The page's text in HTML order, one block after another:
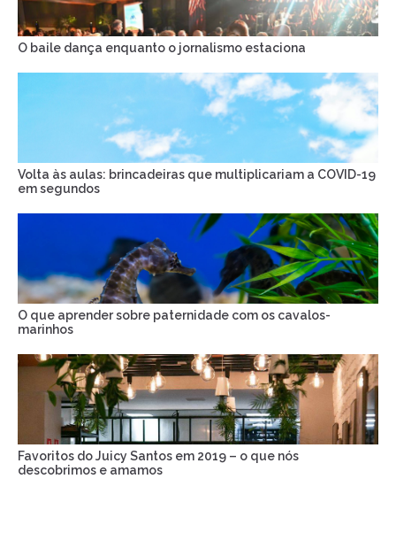
O baile dança enquanto o jornalismo estaciona
Volta às aulas: brincadeiras que multiplicariam a COVID-19
em segundos
O que aprender sobre paternidade com os cavalos-
marinhos
Favoritos do Juicy Santos em 2019 – o que nós
descobrimos e amamos